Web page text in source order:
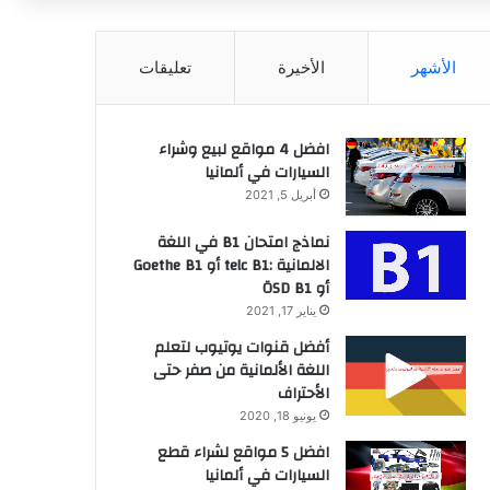
الأشهر الأخيرة تعليقات
افضل 4 مواقع لبيع وشراء
السيارات في ألمانيا
أبريل 5, 2021
نماذج امتحان B1 في اللغة
الالمانية :telc B1 أو Goethe B1
أو ÖSD B1
يناير 17, 2021
أفضل قنوات يوتيوب لتعلم
اللغة الألمانية من صفر حتى
الأحتراف
يونيو 18, 2020
افضل 5 مواقع لشراء قطع
السيارات في ألمانيا